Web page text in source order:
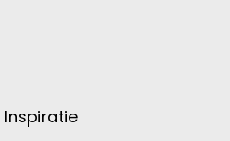
Inspiratie